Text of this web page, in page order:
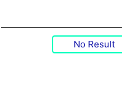
No Result